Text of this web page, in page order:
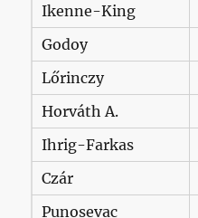
Ikenne-King
Godoy
Lőrinczy
Horváth A.
Ihrig-Farkas
Czár
Punosevac